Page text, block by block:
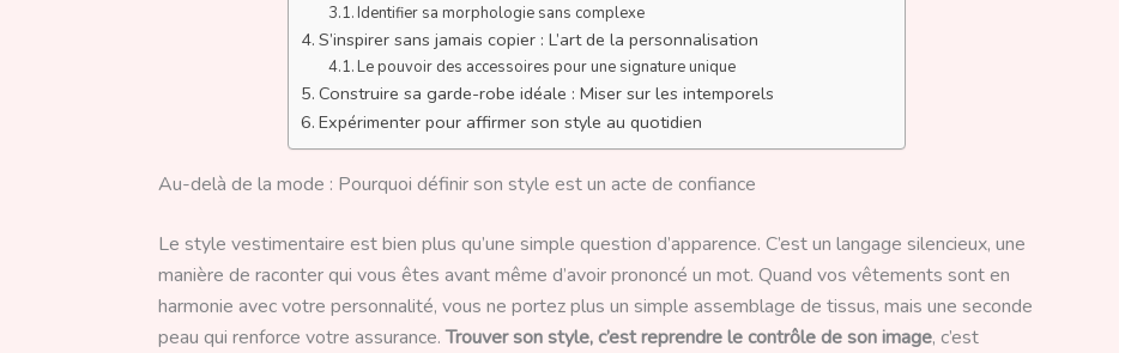
Identifier sa morphologie sans complexe
S’inspirer sans jamais copier : L’art de la personnalisation
Le pouvoir des accessoires pour une signature unique
Construire sa garde-robe idéale : Miser sur les intemporels
Expérimenter pour affirmer son style au quotidien
Au-delà de la mode : Pourquoi définir son style est un acte de confiance
Le style vestimentaire est bien plus qu’une simple question d’apparence. C’est un langage silencieux, une
manière de raconter qui vous êtes avant même d’avoir prononcé un mot. Quand vos vêtements sont en
harmonie avec votre personnalité, vous ne portez plus un simple assemblage de tissus, mais une seconde
peau qui renforce votre assurance.Trouver son style, c’est reprendre le contrôle de son image, c’est